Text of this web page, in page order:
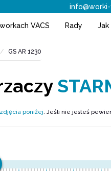
VACS Rady Jak
GS AR 1230
zdjęcia poniżej. Jeśli nie jesteś